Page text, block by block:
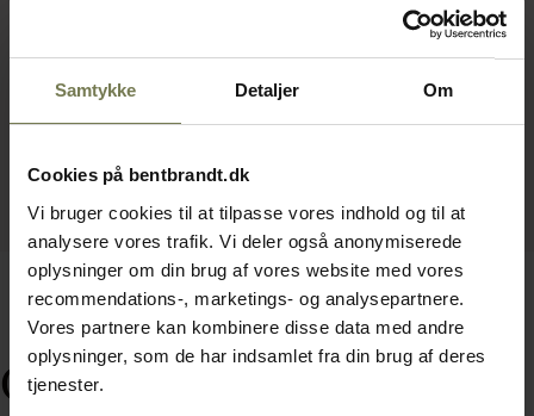
Samtykke Detaljer Om
Cookies på bentbrandt.dk
Vi bruger cookies til at tilpasse vores indhold og til at
analysere vores trafik. Vi deler også anonymiserede
oplysninger om din brug af vores website med vores
recommendations-, marketings- og analysepartnere.
Vores partnere kan kombinere disse data med andre
oplysninger, som de har indsamlet fra din brug af deres
tjenester.
Ofte købt sammen med